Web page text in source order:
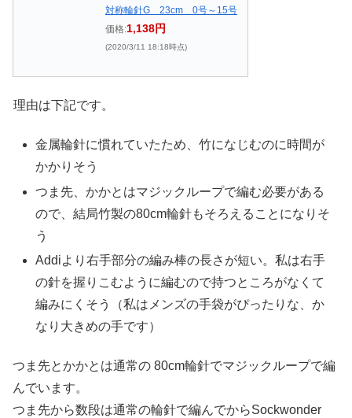
対称輪針G 23cm 0号～15号
価格:1,138円
(2020/3/11 18:18時点)
理由は下記です。
金属輪針に慣れていたため、竹になじむのに時間が
かかりそう
つま先、かかとはマジックループで編む必要がある
ので、結局竹製の80cm輪針もそろえることになりそ
う
Addiより右手部分の編み棒の長さが短い。私は右手
の針を握りこむように編むので持つところがなくて
編みにくそう（私はメンズの手袋がぴったりな、か
なり大きめの手です）
つま先とかかとは通常の 80cm輪針でマジックループで編
んでいます。
つま先から数段は通常の輪針で編んでからSockwonder